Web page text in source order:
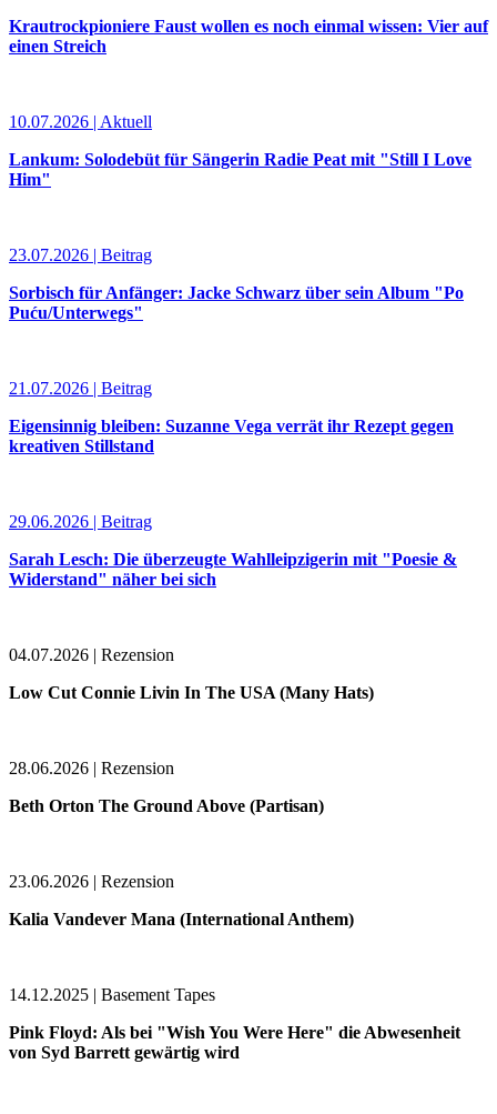
Krautrockpioniere Faust wollen es noch einmal wissen: Vier auf
einen Streich
10.07.2026 | Aktuell
Lankum: Solodebüt für Sängerin Radie Peat mit "Still I Love
Him"
23.07.2026 | Beitrag
Sorbisch für Anfänger: Jacke Schwarz über sein Album "Po
Puću/Unterwegs"
21.07.2026 | Beitrag
Eigensinnig bleiben: Suzanne Vega verrät ihr Rezept gegen
kreativen Stillstand
29.06.2026 | Beitrag
Sarah Lesch: Die überzeugte Wahlleipzigerin mit "Poesie &
Widerstand" näher bei sich
04.07.2026 | Rezension
Low Cut Connie Livin In The USA (Many Hats)
28.06.2026 | Rezension
Beth Orton The Ground Above (Partisan)
23.06.2026 | Rezension
Kalia Vandever Mana (International Anthem)
14.12.2025 | Basement Tapes
Pink Floyd: Als bei "Wish You Were Here" die Abwesenheit
von Syd Barrett gewärtig wird